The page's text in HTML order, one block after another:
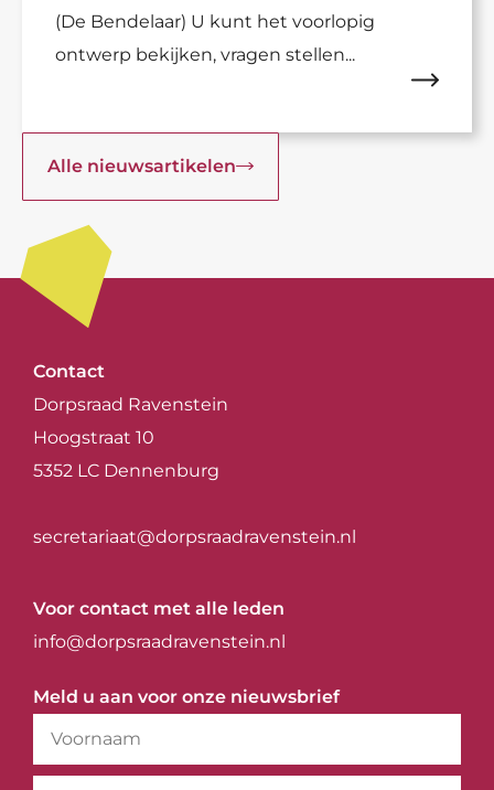
(De Bendelaar) U kunt het voorlopig
ontwerp bekijken, vragen stellen...
Alle nieuwsartikelen
Contact
Dorpsraad Ravenstein
Hoogstraat 10
5352 LC Dennenburg
secretariaat@dorpsraadravenstein.nl
Voor contact met alle leden
info@dorpsraadravenstein.nl
Meld u aan voor onze nieuwsbrief